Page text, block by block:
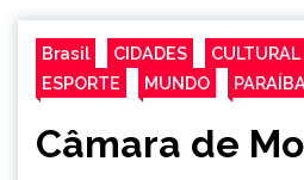
Brasil CIDADES CULTURAL
ESPORTE
MUNDO PARAÍBA
Câmara de